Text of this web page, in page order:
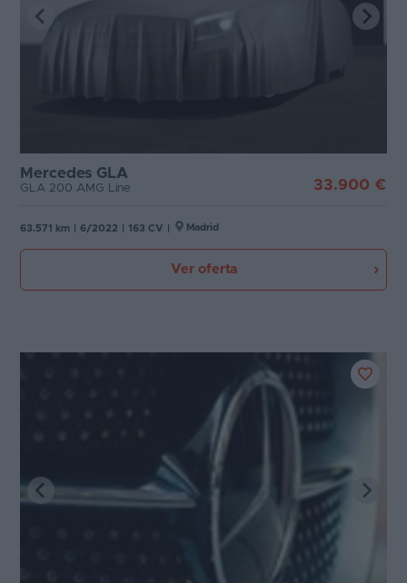
Mercedes GLA
GLA 200 AMG Line 33.900 €
63.571 km 6/2022 163 CV Madrid
Ver oferta